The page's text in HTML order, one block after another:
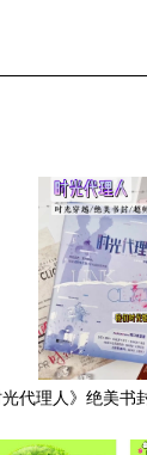
光代理人》绝美书